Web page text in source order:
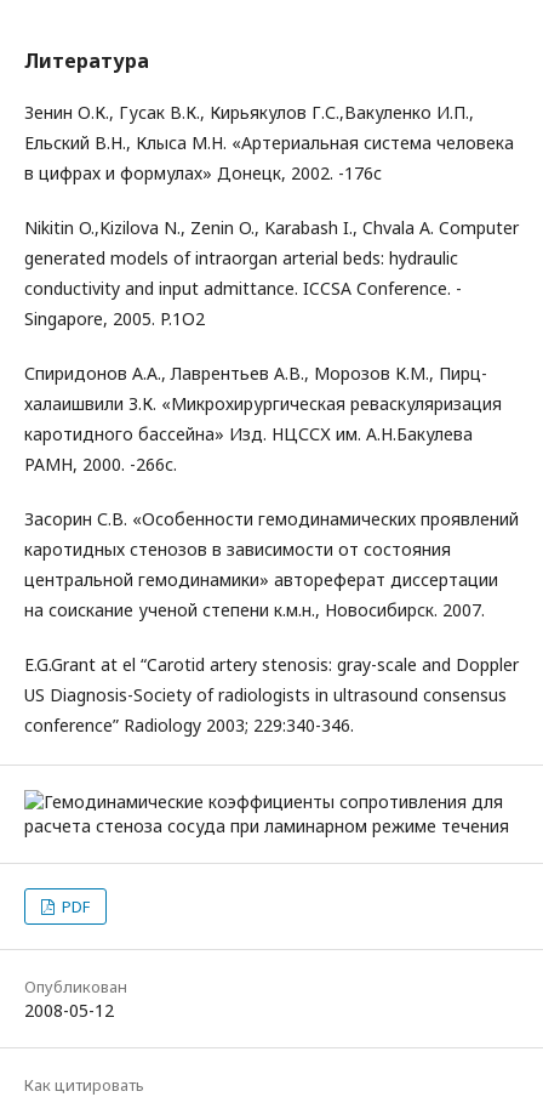
Литература
Зенин О.К., Гусак В.К., Кирьякулов Г.С.,Вакуленко И.П.,
Ельский В.Н., Клыса М.Н. «Артериальная система человека
в цифрах и формулах» Донецк, 2002. -176c
Nikitin O.,Kizilova N., Zenin O., Karabash I., Chvala A. Computer
generated models of intraorgan arterial beds: hydraulic
conductivity and input admittance. ICCSA Conference. -
Singapore, 2005. P.1O2
Спиридонов А.А., Лаврентьев А.В., Морозов К.М., Пирц-
халаишвили З.К. «Микрохирургическая реваскуляризация
каротидного бассейна» Изд. НЦССХ им. А.Н.Бакулева
РАМН, 2000. -266с.
Засорин С.В. «Особенности гемодинамических проявлений
каротидных стенозов в зависимости от состояния
центральной гемодинамики» автореферат диссертации
на соискание ученой степени к.м.н., Новосибирск. 2007.
E.G.Grant at el “Carotid artery stenosis: gray-scale and Doppler
US Diagnosis-Society of radiologists in ultrasound consensus
conference” Radiology 2003; 229:340-346.
PDF
Опубликован
2008-05-12
Как цитировать